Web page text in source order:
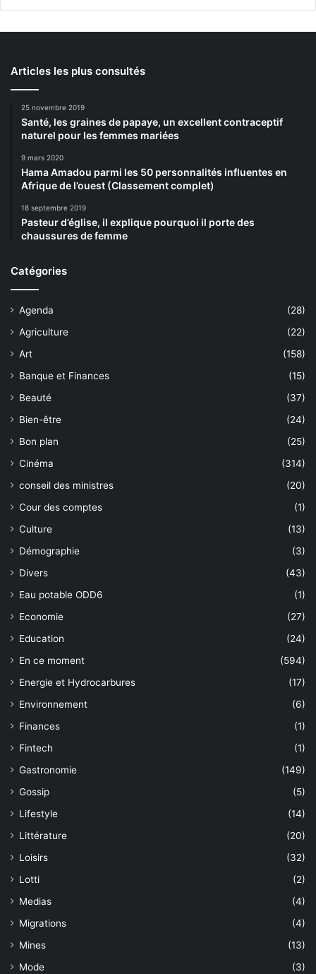
Articles les plus consultés
25 novembre 2019
Santé, les graines de papaye, un excellent contraceptif
naturel pour les femmes mariées
9 mars 2020
Hama Amadou parmi les 50 personnalités influentes en
Afrique de l’ouest (Classement complet)
18 septembre 2019
Pasteur d’église, il explique pourquoi il porte des
chaussures de femme
Catégories
Agenda
(28)
Agriculture
(22)
Art
(158)
Banque et Finances
(15)
Beauté
(37)
Bien-être
(24)
Bon plan
(25)
Cinéma
(314)
conseil des ministres
(20)
Cour des comptes
(1)
Culture
(13)
Démographie
(3)
Divers
(43)
Eau potable ODD6
(1)
Economie
(27)
Education
(24)
En ce moment
(594)
Energie et Hydrocarbures
(17)
Environnement
(6)
Finances
(1)
Fintech
(1)
Gastronomie
(149)
Gossip
(5)
Lifestyle
(14)
Littérature
(20)
Loisirs
(32)
Lotti
(2)
Medias
(4)
Migrations
(4)
Mines
(13)
Mode
(3)